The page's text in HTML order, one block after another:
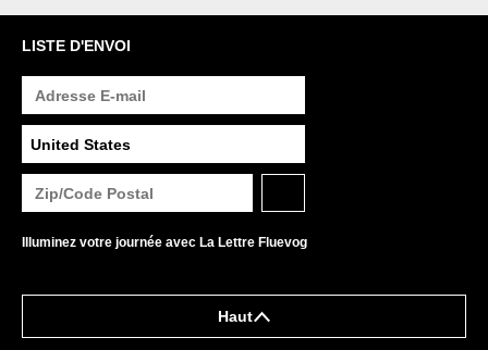
LISTE D'ENVOI
Illuminez votre journée avec La Lettre Fluevog
Haut